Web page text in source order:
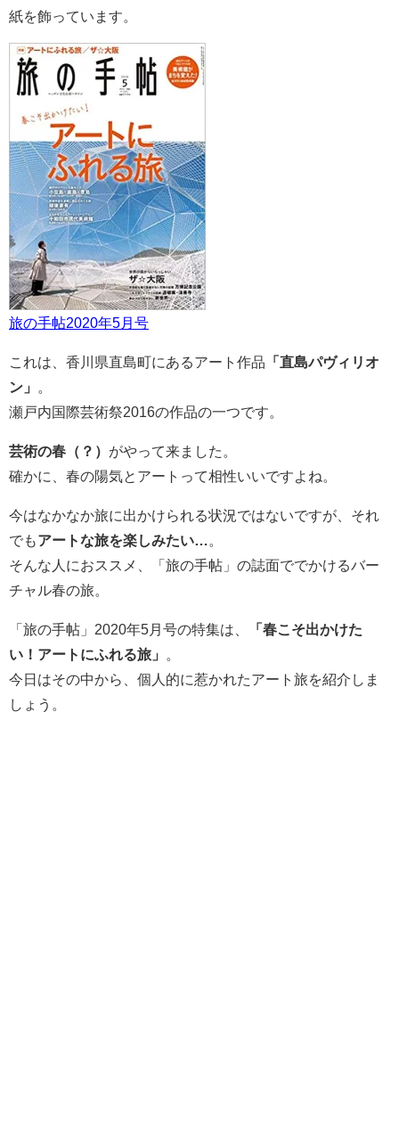
紙を飾っています。
旅の手帖2020年5月号
これは、香川県直島町にあるアート作品 「直島パヴィリオ
ン」
。
瀬戸内国際芸術祭2016の作品の一つです。
芸術の春（？） がやって来ました。
確かに、春の陽気とアートって相性いいですよね。
今はなかなか旅に出かけられる状況ではないですが、それ
でもアートな旅を楽しみたい…。
そんな人におススメ、「旅の手帖」の誌面ででかけるバー
チャル春の旅。
「旅の手帖」2020年5月号の特集は、
「春こそ出かけた
い！アートにふれる旅」
。
今日はその中から、個人的に惹かれたアート旅を紹介しま
しょう。